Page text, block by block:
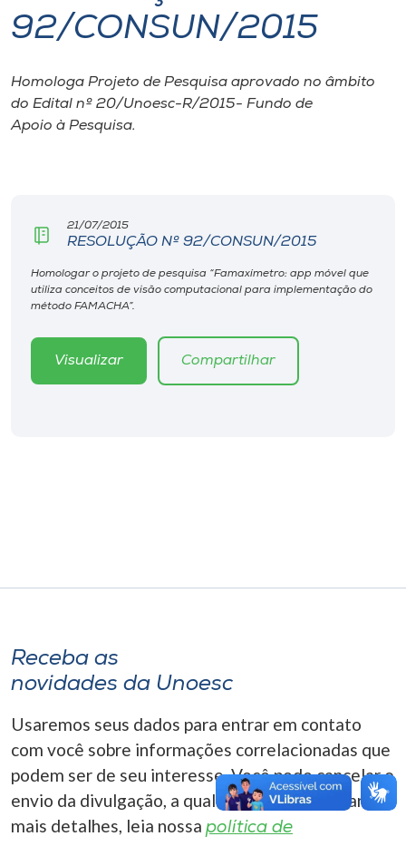
I.nova
Diplomados
Editora
Rádio
o idioma
A-
92/CONSUN/2015
Homologa Projeto de Pesquisa aprovado no âmbito
do Edital nº 20/Unoesc-R/2015- Fundo de
Apoio à Pesquisa.
21/07/2015
RESOLUÇÃO Nº 92/CONSUN/2015
Homologar o projeto de pesquisa “Famaxímetro: app móvel que
utiliza conceitos de visão computacional para implementação do
método FAMACHA”.
Visualizar Compartilhar
Receba as
novidades da Unoesc
Usaremos seus dados para entrar em contato
com você sobre informações correlacionadas que
podem ser de seu interesse. Você pode cancelar o
envio da divulgação, a qualquer momento. Para
mais detalhes, leia nossa política de